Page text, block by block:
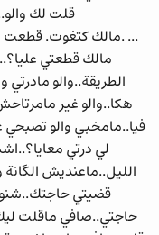
قلت لك
... .مالك كتغوت. قطعت
مالك قطعتي
الطريقة..والو مادرتي
هكا..والو غير
فيا..مامخبي والو
لي درتي
الليل..ماعنديش
قضيتي
حاجتي..صافي ماقلت